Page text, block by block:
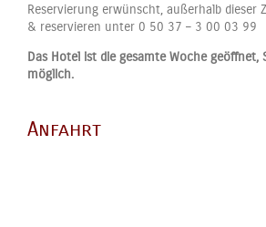
Reservierung erwünscht, außerhalb dieser
& reservieren unter 0 50 37 – 3 00 03 99
Das Hotel ist die gesamte Woche geöffnet,
möglich.
Anfahrt